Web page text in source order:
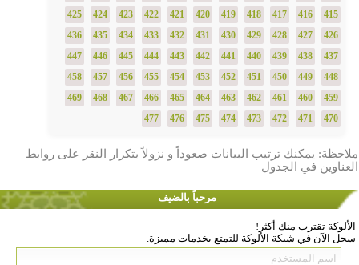
415
416
417
418
419
420
421
422
423
424
425
426
427
428
429
430
431
432
433
434
435
436
437
438
439
440
441
442
443
444
445
446
447
448
449
450
451
452
453
454
455
456
457
458
459
460
461
462
463
464
465
466
467
468
469
470
471
472
473
474
475
476
477
ملاحظة: يمكنك ترتيب البيانات صعوداً و نزولاً بتكرار النقر على روابط
العناوين في الجدول
مرحباً بالضيف
الألوكة تقترب منك أكثر!
سجل الآن في شبكة الألوكة للتمتع بخدمات مميزة.